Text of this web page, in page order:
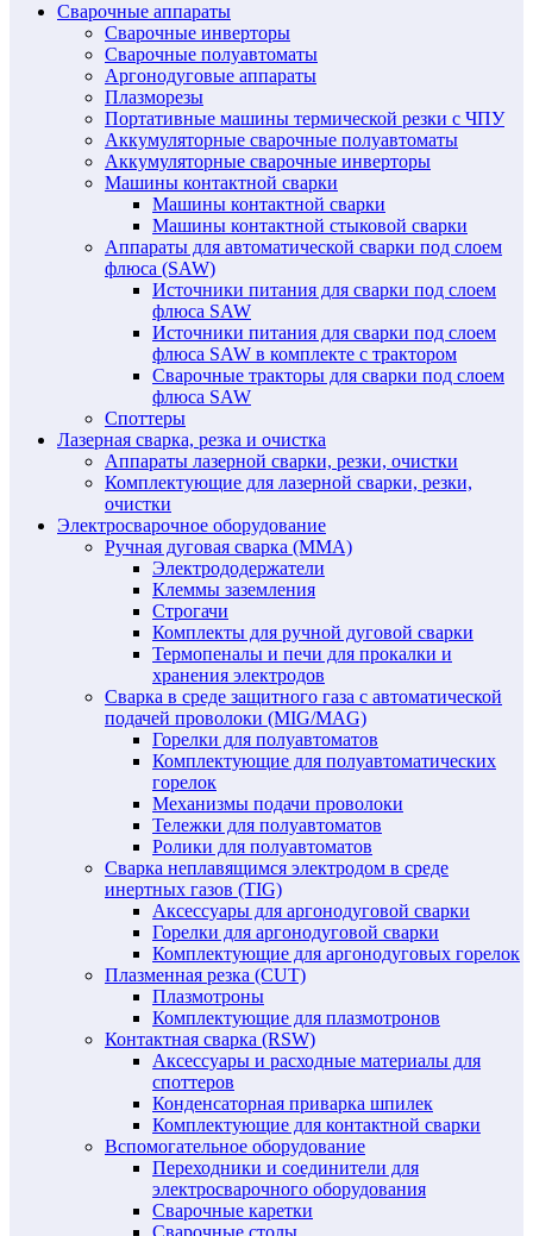
Сварочные аппараты
Сварочные инверторы
Сварочные полуавтоматы
Аргонодуговые аппараты
Плазморезы
Портативные машины термической резки с ЧПУ
Аккумуляторные сварочные полуавтоматы
Аккумуляторные сварочные инверторы
Машины контактной сварки
Машины контактной сварки
Машины контактной стыковой сварки
Аппараты для автоматической сварки под слоем
флюса (SAW)
Источники питания для сварки под слоем
флюса SAW
Источники питания для сварки под слоем
флюса SAW в комплекте с трактором
Сварочные тракторы для сварки под слоем
флюса SAW
Споттеры
Лазерная сварка, резка и очистка
Аппараты лазерной сварки, резки, очистки
Комплектующие для лазерной сварки, резки,
очистки
Электросварочное оборудование
Ручная дуговая сварка (MMA)
Электрододержатели
Клеммы заземления
Строгачи
Комплекты для ручной дуговой сварки
Термопеналы и печи для прокалки и
хранения электродов
Сварка в среде защитного газа с автоматической
подачей проволоки (MIG/MAG)
Горелки для полуавтоматов
Комплектующие для полуавтоматических
горелок
Механизмы подачи проволоки
Тележки для полуавтоматов
Ролики для полуавтоматов
Сварка неплавящимся электродом в среде
инертных газов (TIG)
Аксессуары для аргонодуговой сварки
Горелки для аргонодуговой сварки
Комплектующие для аргонодуговых горелок
Плазменная резка (CUT)
Плазмотроны
Комплектующие для плазмотронов
Контактная сварка (RSW)
Аксессуары и расходные материалы для
споттеров
Конденсаторная приварка шпилек
Комплектующие для контактной сварки
Вспомогательное оборудование
Переходники и соединители для
электросварочного оборудования
Сварочные каретки
Сварочные столы